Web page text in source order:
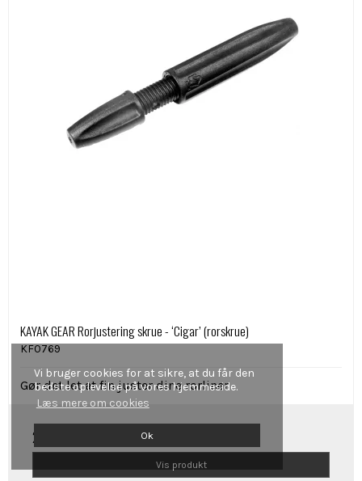
Vi bruger cookies for at sikre, at du får den
bedste oplevelse på vores hjemmeside.
Læs mere om cookies
Ok
KAYAK GEAR Rorjustering skrue - ‘Cigar’ (rorskrue)
KF0769
Gør det let at fin juster dine rorliner
29,00 DKK
Vis produkt